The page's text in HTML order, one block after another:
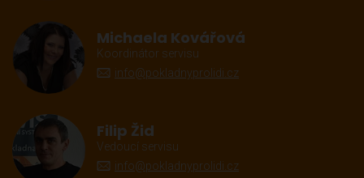
Michaela Kovářová
Koordinátor servisu
info@pokladnyprolidi.cz
Filip Žid
Vedoucí servisu
info@pokladnyprolidi.cz